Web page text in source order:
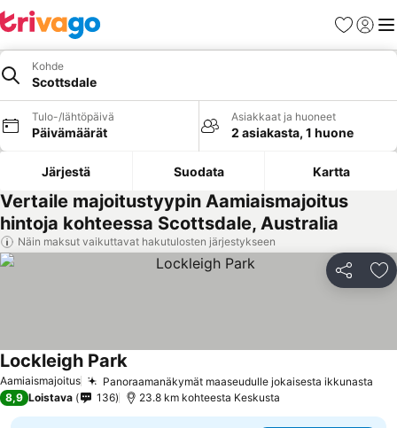
Suosikit
Kohde
Scottsdale
Tulo-/lähtöpäivä
Päivämäärät
Asiakkaat ja huoneet
2 asiakasta, 1 huone
Järjestä Suodata Kartta
Vertaile majoitustyypin Aamiaismajoitus
hintoja kohteessa Scottsdale, Australia
Näin maksut vaikuttavat hakutulosten järjestykseen
Jaa
Aamiaismajoitus Panoraamanäkymät maaseudulle jokaisesta ikkunasta
Lockleigh Park
8,9 Loistava 136 23.8 km kohteesta Keskusta